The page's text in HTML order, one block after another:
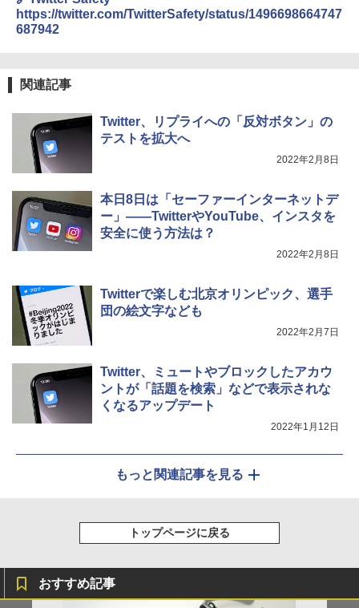
https://twitter.com/TwitterSafety/status/1496698664747
687942
関連記事
Twitter、リプライへの「反対ボタン」の
テストを拡大へ
2022年2月8日
本日8日は「セーファーインターネットデ
ー」――TwitterやYouTube、インスタを
安全に使う方法は？
2022年2月8日
Twitterで楽しむ北京オリンピック、選手
団の絵文字なども
2022年2月7日
Twitter、ミュートやブロックしたアカウ
ントが「話題を検索」などで表示されな
くなるアップデート
2022年1月12日
もっと関連記事を見る
トップページに戻る
おすすめ記事